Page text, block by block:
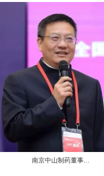
南京中山制药董事...